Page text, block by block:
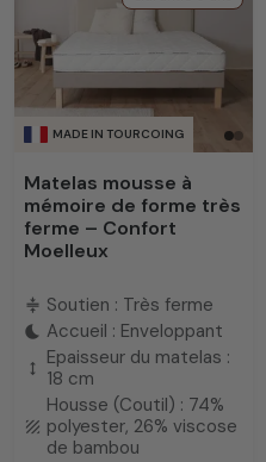
MADE IN TOURCOING
Matelas mousse à
mémoire de forme très
ferme – Confort
Moelleux
compress Soutien : Très ferme
bedtime Accueil : Enveloppant
height
Epaisseur du matelas :
18 cm
texture
Housse (Coutil) : 74%
polyester, 26% viscose
de bambou